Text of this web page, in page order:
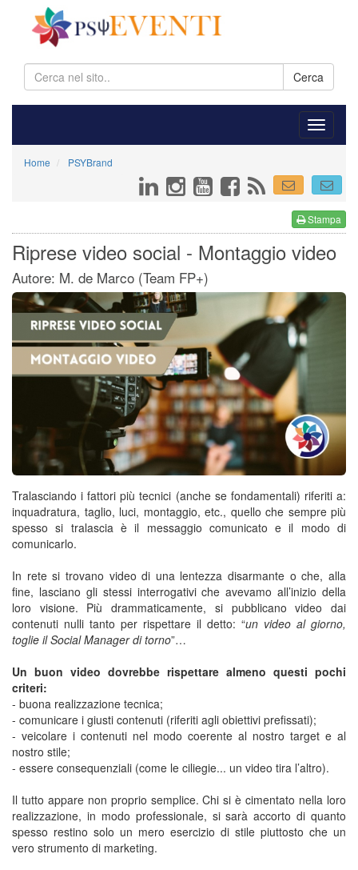
Cerca
Home PSYBrand
Stampa
Riprese video social - Montaggio video
Autore: M. de Marco (Team FP+)
Tralasciando i fattori più tecnici (anche se fondamentali) riferiti a:
inquadratura, taglio, luci, montaggio, etc., quello che sempre più
spesso si tralascia è il messaggio comunicato e il modo di
comunicarlo.
In rete si trovano video di una lentezza disarmante o che, alla
fine, lasciano gli stessi interrogativi che avevamo all’inizio della
loro visione. Più drammaticamente, si pubblicano video dai
contenuti nulli tanto per rispettare il detto: “un video al giorno,
toglie il Social Manager di torno”…
Un buon video dovrebbe rispettare almeno questi pochi
criteri:
- buona realizzazione tecnica;
- comunicare i giusti contenuti (riferiti agli obiettivi prefissati);
- veicolare i contenuti nel modo coerente al nostro target e al
nostro stile;
- essere consequenziali (come le ciliegie... un video tira l’altro).
Il tutto appare non proprio semplice. Chi si è cimentato nella loro
realizzazione, in modo professionale, si sarà accorto di quanto
spesso restino solo un mero esercizio di stile piuttosto che un
vero strumento di marketing.